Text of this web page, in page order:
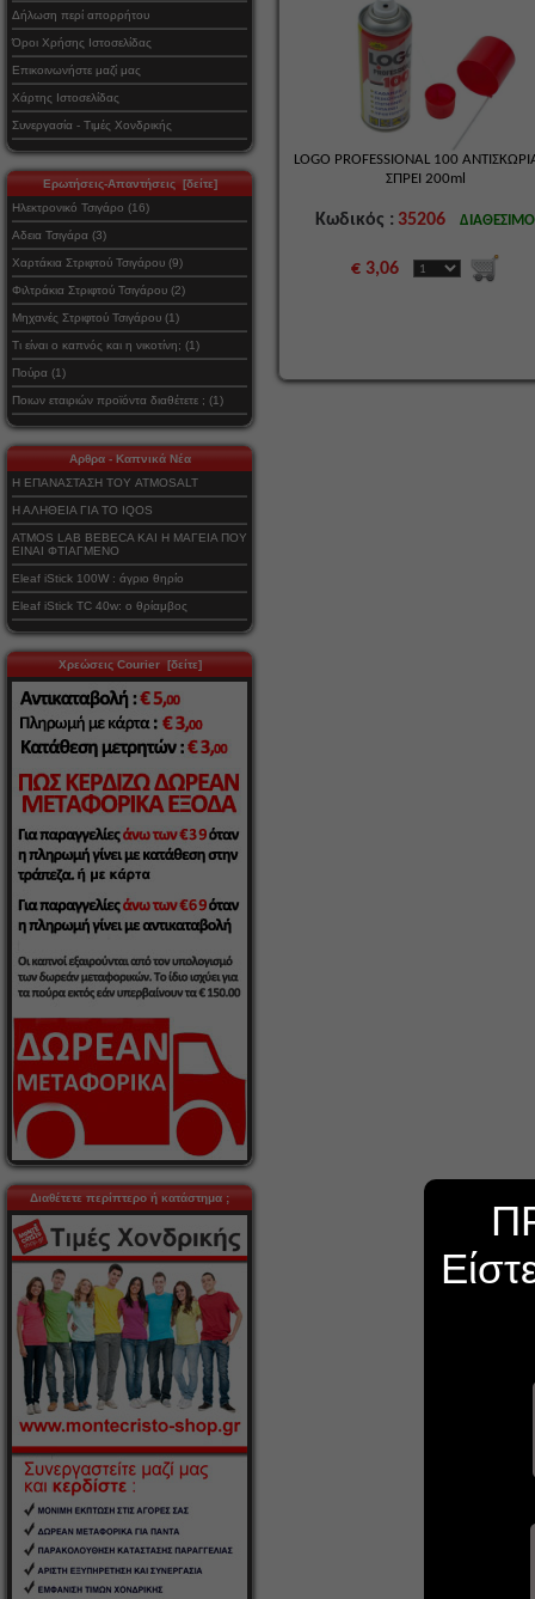
Δήλωση περί απορρήτου
Όροι Χρήσης Ιστοσελίδας
Επικοινωνήστε μαζί μας
Χάρτης Ιστοσελίδας
Συνεργασία - Τιμές Χονδρικής
Ερωτήσεις-Απαντήσεις [δείτε]
Ηλεκτρονικό Τσιγάρο (16)
Αδεια Τσιγάρα (3)
Χαρτάκια Στριφτού Τσιγάρου (9)
Φιλτράκια Στριφτού Τσιγάρου (2)
Μηχανές Στριφτού Τσιγάρου (1)
Τι είναι ο καπνός και η νικοτίνη; (1)
Πούρα (1)
Ποιων εταιριών προϊόντα διαθέτετε ; (1)
Αρθρα - Καπνικά Νέα
Η ΕΠΑΝΑΣΤΑΣΗ ΤΟΥ ATMOSALT
Η ΑΛΗΘΕΙΑ ΓΙΑ ΤΟ IQOS
ATMOS LAB BEBECA ΚΑΙ Η ΜΑΓΕΙΑ ΠΟΥ
ΕΙΝΑΙ ΦΤΙΑΓΜΕΝΟ
Eleaf iStick 100W : άγριο θηρίο
Eleaf iStick TC 40w: ο θρίαμβος
Χρεώσεις Courier [δείτε]
Διαθέτετε περίπτερο ή κατάστημα ;
LOGO PROFESSIONAL 100
ΣΠΡΕΙ 200ml
Κωδικός : 35206 ΔΙΑΘΕΣΙΜΟ
€ 3,06